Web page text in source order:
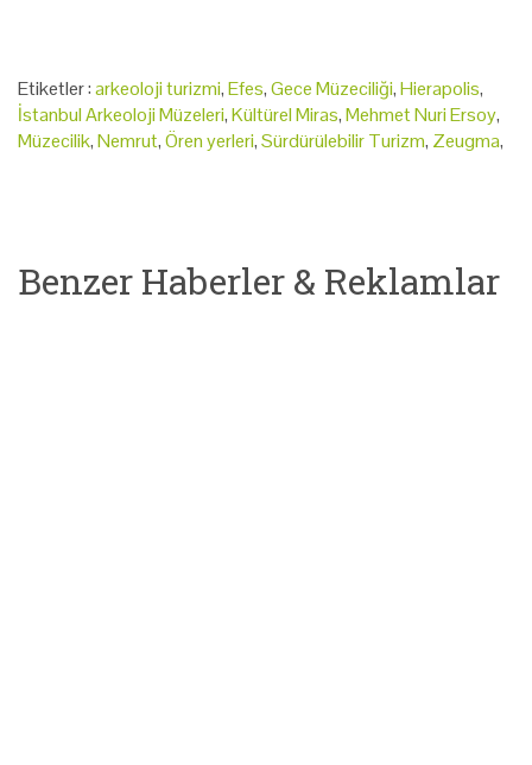
Etiketler :arkeoloji turizmi,Efes,Gece Müzeciliği,Hierapolis,
İstanbul Arkeoloji Müzeleri,Kültürel Miras,Mehmet Nuri Ersoy,
Müzecilik,Nemrut,Ören yerleri,Sürdürülebilir Turizm, Zeugma,
Benzer Haberler & Reklamlar